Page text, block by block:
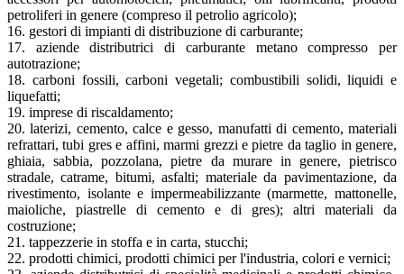
petroliferi in genere (compreso il petrolio agricolo);
16. gestori di impianti di distribuzione di carburante;
17. aziende distributrici di carburante metano compresso per
autotrazione;
18. carboni fossili, carboni vegetali; combustibili solidi, liquidi e
liquefatti;
19. imprese di riscaldamento;
20. laterizi, cemento, calce e gesso, manufatti di cemento, materiali
refrattari, tubi gres e affini, marmi grezzi e pietre da taglio in genere,
ghiaia, sabbia, pozzolana, pietre da murare in genere, pietrisco
stradale, catrame, bitumi, asfalti; materiale da pavimentazione, da
rivestimento, isolante e impermeabilizzante (marmette, mattonelle,
maioliche, piastrelle di cemento e di gres); altri materiali da
costruzione;
21. tappezzerie in stoffa e in carta, stucchi;
22. prodotti chimici, prodotti chimici per l'industria, colori e vernici;